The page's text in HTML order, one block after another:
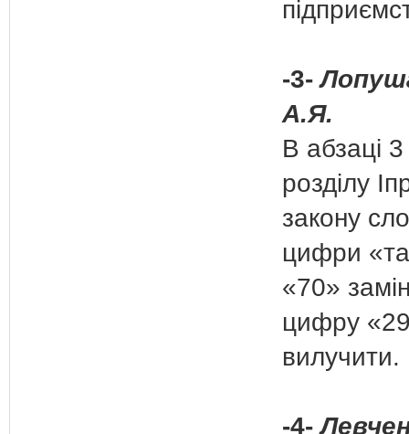
-3-
А.Я.
В абзаці 3
розділу
закону
цифри
«70»
цифру
вилучити.
-4-